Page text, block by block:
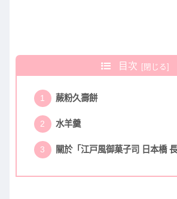
目次
蕨粉久壽餅
水羊羹
關於「江戸風御菓子司 日本橋 長